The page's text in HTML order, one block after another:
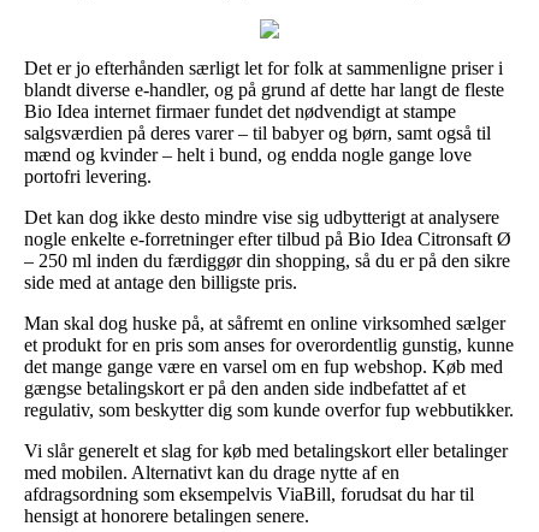
Det er jo efterhånden særligt let for folk at sammenligne priser i
blandt diverse e-handler, og på grund af dette har langt de fleste
Bio Idea internet firmaer fundet det nødvendigt at stampe
salgsværdien på deres varer – til babyer og børn, samt også til
mænd og kvinder – helt i bund, og endda nogle gange love
portofri levering.
Det kan dog ikke desto mindre vise sig udbytterigt at analysere
nogle enkelte e-forretninger efter tilbud på Bio Idea Citronsaft Ø
– 250 ml inden du færdiggør din shopping, så du er på den sikre
side med at antage den billigste pris.
Man skal dog huske på, at såfremt en online virksomhed sælger
et produkt for en pris som anses for overordentlig gunstig, kunne
det mange gange være en varsel om en fup webshop. Køb med
gængse betalingskort er på den anden side indbefattet af et
regulativ, som beskytter dig som kunde overfor fup webbutikker.
Vi slår generelt et slag for køb med betalingskort eller betalinger
med mobilen. Alternativt kan du drage nytte af en
afdragsordning som eksempelvis ViaBill, forudsat du har til
hensigt at honorere betalingen senere.